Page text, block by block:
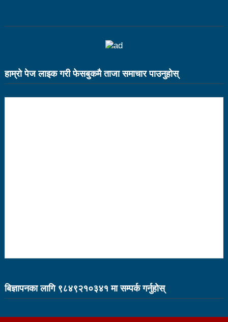
संघीयताका अवसर र उपलब्धीको सदुपयोग गर्नुपर्नेमा वक्ताहरुको
जहाज
हाम्राे पेज लाइक गरी फेसबुकमै ताजा समाचार पाउनुहाेस्
बिज्ञापनका लागि ९८४९२१०३४१ मा सम्पर्क गर्नुहाेस्